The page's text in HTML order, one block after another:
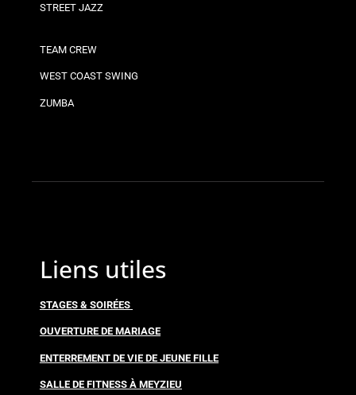
STREET JAZZ
TEAM CREW
WEST COAST SWING
ZUMBA
Liens utiles
STAGES & SOIRÉES
OUVERTURE DE MARIAGE
ENTERREMENT DE VIE DE JEUNE FILLE
SALLE DE FITNESS À MEYZIEU